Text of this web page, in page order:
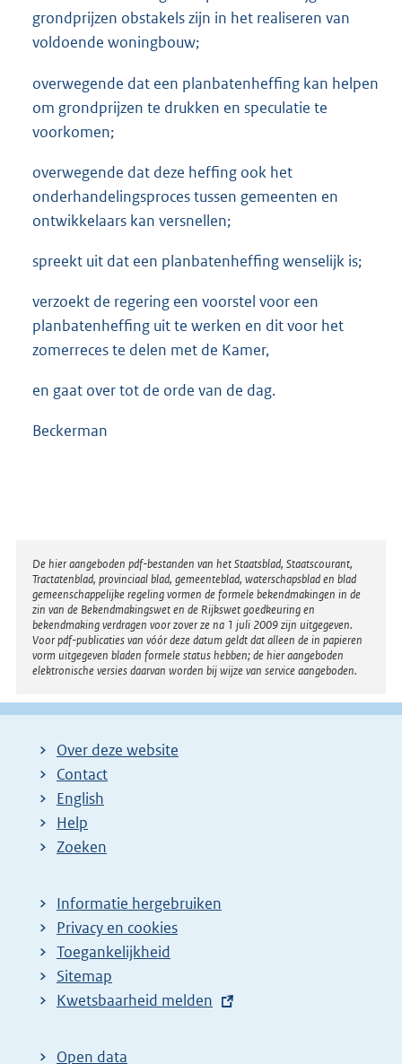
grondprijzen obstakels zijn in het realiseren van
voldoende woningbouw;
overwegende dat een planbatenheffing kan helpen
om grondprijzen te drukken en speculatie te
voorkomen;
overwegende dat deze heffing ook het
onderhandelingsproces tussen gemeenten en
ontwikkelaars kan versnellen;
spreekt uit dat een planbatenheffing wenselijk is;
verzoekt de regering een voorstel voor een
planbatenheffing uit te werken en dit voor het
zomerreces te delen met de Kamer,
en gaat over tot de orde van de dag.
Beckerman
Disclaimer
De hier aangeboden pdf-bestanden van het Staatsblad, Staatscourant,
Tractatenblad, provinciaal blad, gemeenteblad, waterschapsblad en blad
gemeenschappelijke regeling vormen de formele bekendmakingen in de
zin van de Bekendmakingswet en de Rijkswet goedkeuring en
bekendmaking verdragen voor zover ze na 1 juli 2009 zijn uitgegeven.
Voor pdf-publicaties van vóór deze datum geldt dat alleen de in papieren
vorm uitgegeven bladen formele status hebben; de hier aangeboden
elektronische versies daarvan worden bij wijze van service aangeboden.
Over deze website
Contact
English
Help
Zoeken
Informatie hergebruiken
Privacy en cookies
Toegankelijkheid
Sitemap
E
t
Kwetsbaarheid melden
Open data